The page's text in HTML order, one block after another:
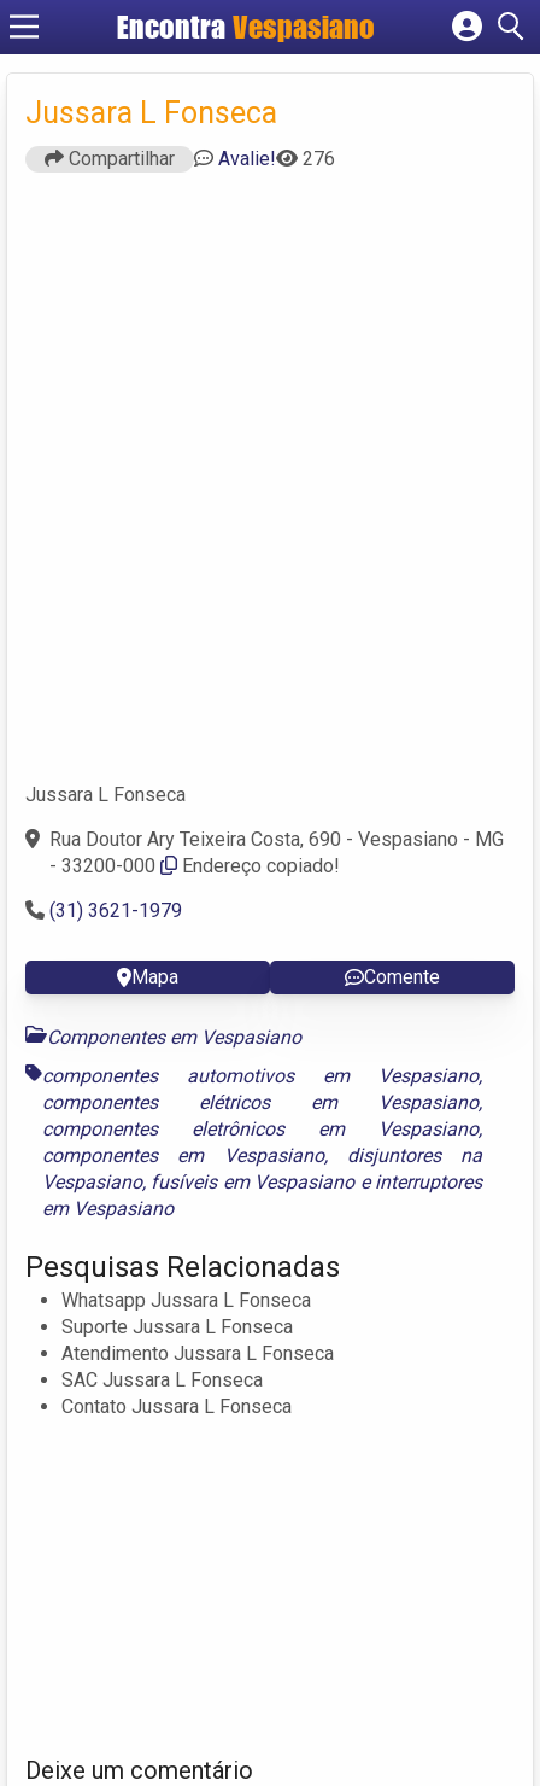
Encontra Vespasiano
Cadastrar empresa
Criar conta
Jussara L Fonseca
Compartilhar Avalie! 276
Jussara L Fonseca
Rua Doutor Ary Teixeira Costa, 690 - Vespasiano - MG
- 33200-000
Endereço copiado!
(31) 3621-1979
Mapa Comente
Componentes em Vespasiano
componentes automotivos em Vespasiano,
componentes elétricos em Vespasiano,
componentes eletrônicos em Vespasiano,
componentes em Vespasiano, disjuntores na
Vespasiano, fusíveis em Vespasianoeinterruptores
em Vespasiano
Pesquisas Relacionadas
Whatsapp Jussara L Fonseca
Suporte Jussara L Fonseca
Atendimento Jussara L Fonseca
SAC Jussara L Fonseca
Contato Jussara L Fonseca
Deixe um comentário